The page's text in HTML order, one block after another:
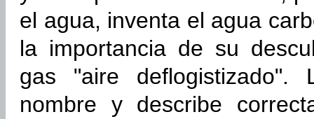
el agua, inventa el agua
la importancia de su
gas "aire deflogistizado".
nombre y describe